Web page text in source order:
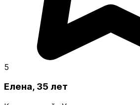
5
Елена, 35 лет